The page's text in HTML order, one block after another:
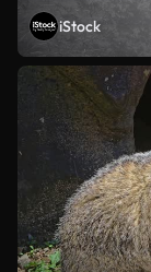
iStock